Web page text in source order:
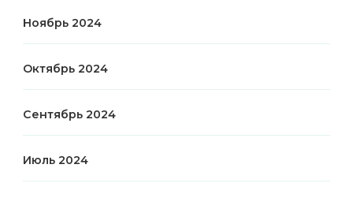
Ноябрь 2024
Октябрь 2024
Сентябрь 2024
Июль 2024